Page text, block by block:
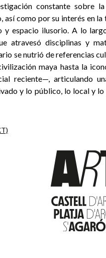
constante sobre
como por su interés en la
y espacio ilusorio. A lo
atravesó disciplinas y
se nutrió de referencias
maya hasta la
reciente—, articulando
y lo público, lo local y